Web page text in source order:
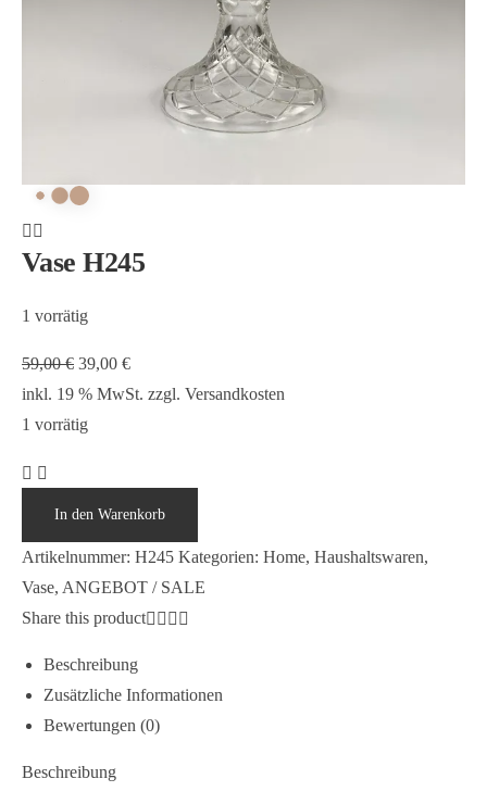
Vase H245
1 vorrätig
59,00€ Ursprünglicher
Preis
war:
39,00 €Aktueller
Preis
inkl. 19 % MwSt. zzgl. Versandkosten
1 vorrätig
Vase
In den Warenkorb
Artikelnummer: H245 Kategorien: Home, Haushaltswaren,
Vase, ANGEBOT / SALE
Share this product
Beschreibung
Zusätzliche Informationen
Bewertungen (0)
Beschreibung